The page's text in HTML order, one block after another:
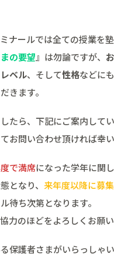
ナールでは全ての授業を
の要望』は勿論ですが、
レベル、そして性格などに
きます。
たら、下記にご案内して
お問い合わせ頂ければ幸い
で満席になった学年に関し
となり、 来年度以降に募
待ち次第となります。
力のほどをよろしくお願い
保護者さまがいらっしゃ